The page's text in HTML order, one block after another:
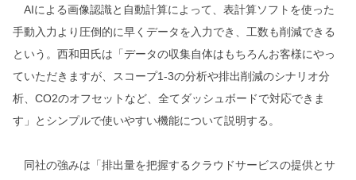
AIによる画像認識と自動計算によって、表計算ソフトを使った
手動入力より圧倒的に早くデータを入力でき、工数も削減できる
という。西和田氏は「データの収集自体はもちろんお客様にやっ
ていただきますが、スコープ1-3の分析や排出削減のシナリオ分
析、CO2のオフセットなど、全てダッシュボードで対応できま
す」とシンプルで使いやすい機能について説明する。
同社の強みは「排出量を把握するクラウドサービスの提供とサ